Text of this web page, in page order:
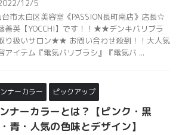
12/5
台市太白区美容室《PASSION長町南店》店長☆
善英【YOCCHI】です！！★★デンキバリブラ
り扱いサロン★★ お問い合わせ殺到！！大人気
アイテム『電気バリブラシ』『電気バ ...
ナーカラー ピックアップ
ナーカラーとは？【ピンク・黒
青・人気の色味とデザイン】